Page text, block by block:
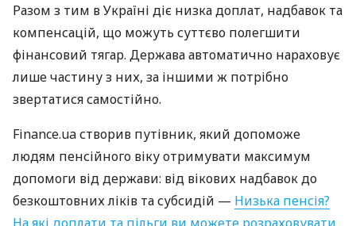
Разом з тим в Україні діє низка доплат, надбавок та
компенсацій, що можуть суттєво полегшити
фінансовий тягар. Держава автоматично нараховує
лише частину з них, за іншими ж потрібно
звертатися самостійно.
Finance.ua створив путівник, який допоможе
людям пенсійного віку отримувати максимум
допомоги від держави: від вікових надбавок до
безкоштовних ліків та субсидій — Низька пенсія?